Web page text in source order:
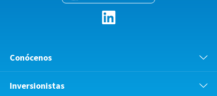
Conócenos
Inversionistas